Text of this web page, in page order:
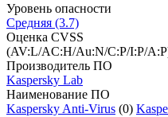
Уровень опасности
Средняя (3.7)
Оценка CVSS
(AV:L/AC:H/Au:N/C:P/I:P/
Производитель ПО
Kaspersky Lab
Наименование ПО
Kaspersky Anti-Virus (0)